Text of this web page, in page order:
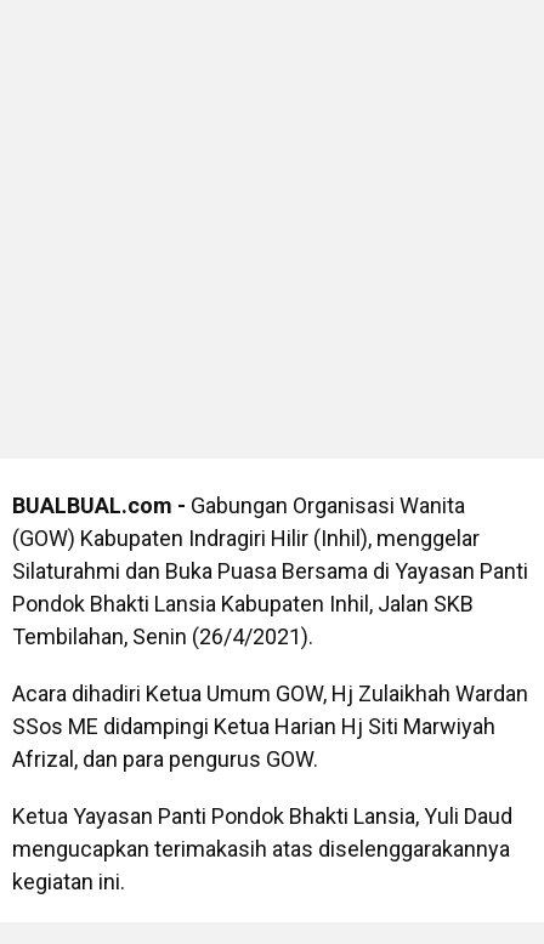
BUALBUAL.com - Gabungan Organisasi Wanita
(GOW) Kabupaten Indragiri Hilir (Inhil), menggelar
Silaturahmi dan Buka Puasa Bersama di Yayasan Panti
Pondok Bhakti Lansia Kabupaten Inhil, Jalan SKB
Tembilahan, Senin (26/4/2021).
Acara dihadiri Ketua Umum GOW, Hj Zulaikhah Wardan
SSos ME didampingi Ketua Harian Hj Siti Marwiyah
Afrizal, dan para pengurus GOW.
Ketua Yayasan Panti Pondok Bhakti Lansia, Yuli Daud
mengucapkan terimakasih atas diselenggarakannya
kegiatan ini.